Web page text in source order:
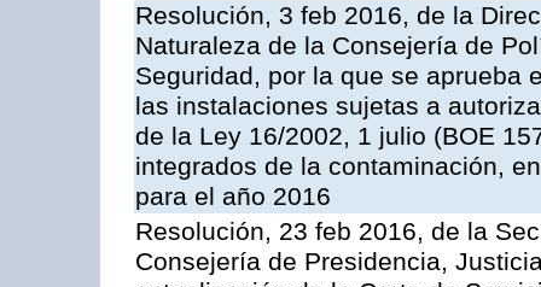
Resolución, 3 feb 2016, de la
Naturaleza de la Consejería de
Seguridad, por la que se aprueba
las instalaciones sujetas a
de la Ley 16/2002, 1 julio (BOE
integrados de la contaminación,
para el año 2016
Resolución, 23 feb 2016, de la
Consejería de Presidencia,